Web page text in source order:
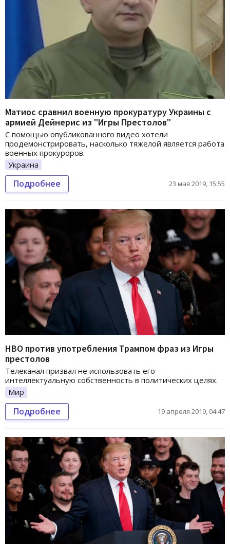
Матиос сравнил военную прокуратуру Украины с
армией Дейнерис из "Игры Престолов"
С помощью опубликованного видео хотели
продемонстрировать, насколько тяжелой является работа
военных прокуроров.
Украина
Подробнее 23 мая 2019, 15:55
HBO против употребления Трампом фраз из Игры
престолов
Телеканал призвал не использовать его
интеллектуальную собственность в политических целях.
Мир
Подробнее 19 апреля 2019, 04:47